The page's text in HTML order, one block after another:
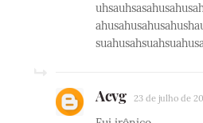
Acvg 23 de julho de